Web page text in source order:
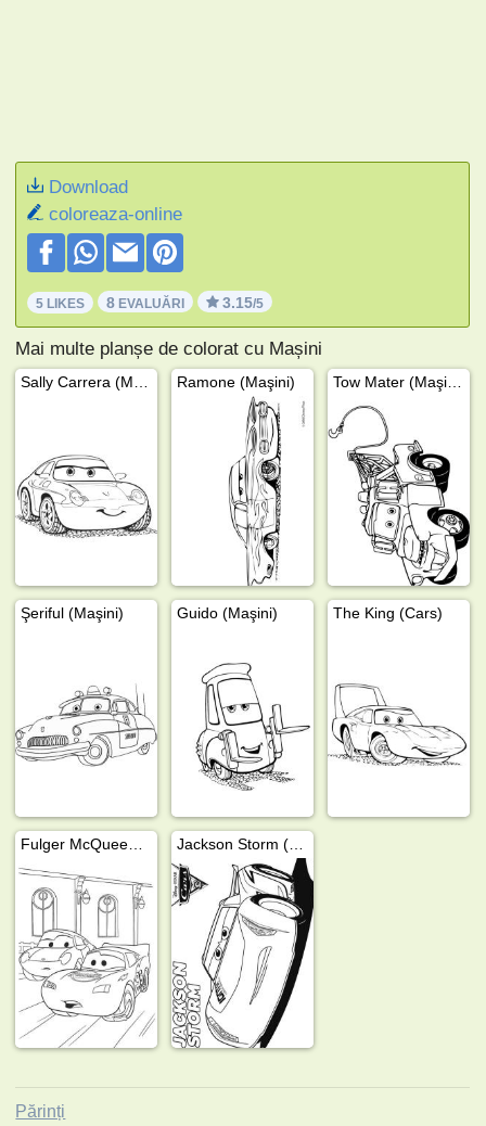
Download
coloreaza-online
5 LIKES 8 EVALUĂRI 3.15/5
Mai multe planșe de colorat cu Mașini
Ramone (Maşini)
Şeriful (Maşini) Guido (Maşini) The King (Cars)
Părinți